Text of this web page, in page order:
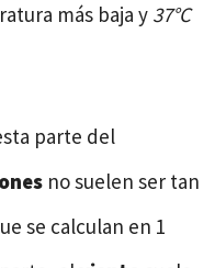
más baja y 37°C
parte del
no suelen ser tan
se calculan en 1